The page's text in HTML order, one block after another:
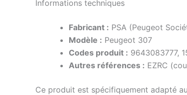
Informations techniques
Fabricant : PSA (Peugeot
Modèle : Peugeot 307
Codes produit : 9643083777,
Autres références : EZRC
Ce produit est spécifiquement adapté